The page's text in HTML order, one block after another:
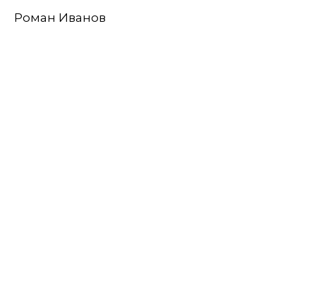
Роман Иванов